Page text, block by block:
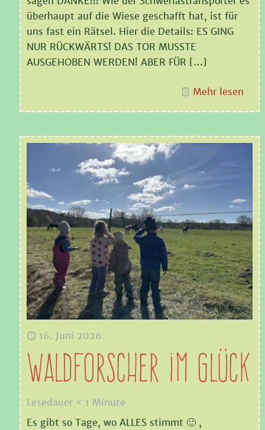
überhaupt auf die Wiese geschafft hat, ist für
uns fast ein Rätsel. Hier die Details: ES GING
NUR RÜCKWÄRTS! DAS TOR MUSSTE
AUSGEHOBEN WERDEN! ABER FÜR […]
Mehr lesen
16. Juni 2026
Waldforscher im Glück
Lesedauer < 1 Minute
Es gibt so Tage, wo ALLES stimmt 🙂 ,